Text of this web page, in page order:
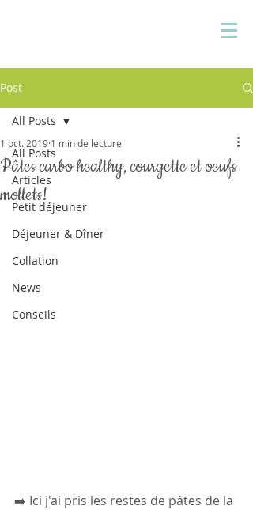
Post
All Posts
Articles
Petit déjeuner
Déjeuner & Dîner
Collation
News
Conseils
All Posts
Pâtes carbo healthy, courgette et oeufs
mollets!
1 oct. 2019 1 min de lecture
➡️ Ici j'ai pris les restes de pâtes de la